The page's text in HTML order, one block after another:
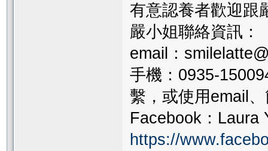
有意認養者歡迎跟
嚴小姐聯絡資訊：
email：
手機：0935-
繫，或使用email
Facebook：Laura
https://